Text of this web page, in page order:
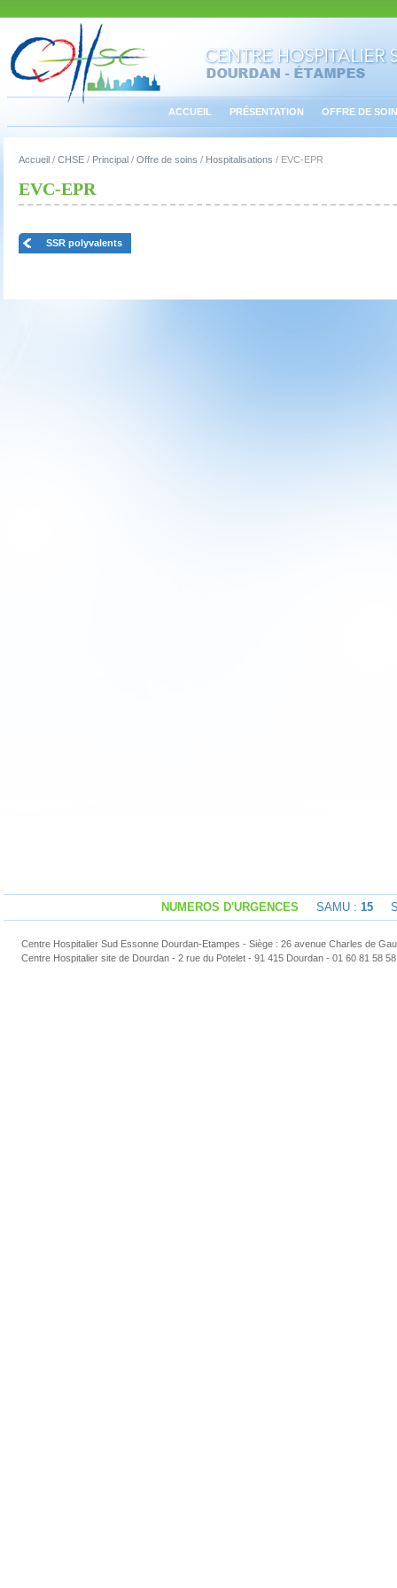
ACCUEIL PRÉSENTATION OFFRE DE
Accueil / CHSE / Principal / Offre de soins / Hospitalisations / EVC-EPR
EVC-EPR
SSR polyvalents
NUMEROS D'URGENCES SAMU : 15
Centre Hospitalier Sud Essonne Dourdan-Etampes - Siège : 26 avenue Charles de
Centre Hospitalier site de Dourdan - 2 rue du Potelet - 91 415 Dourdan - 01 60 81 58 58